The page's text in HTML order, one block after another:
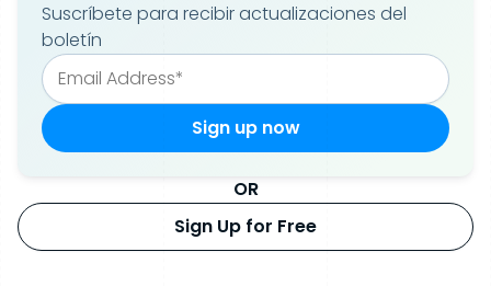
Suscríbete para recibir actualizaciones del
boletín
OR
Sign Up for Free